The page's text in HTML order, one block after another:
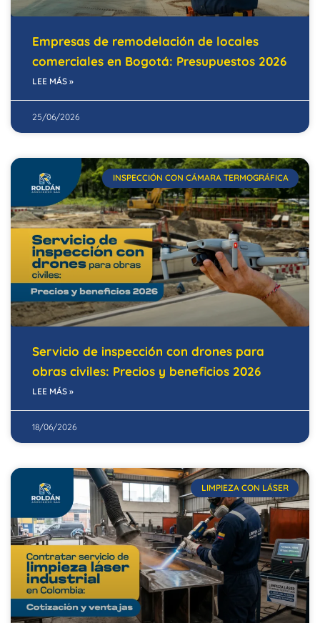
Empresas de remodelación de locales
comerciales en Bogotá: Presupuestos 2026
LEE MÁS »
25/06/2026
INSPECCIÓN CON CÁMARA TERMOGRÁFICA
Servicio de inspección con drones para
obras civiles: Precios y beneficios 2026
LEE MÁS »
18/06/2026
LIMPIEZA CON LÁSER